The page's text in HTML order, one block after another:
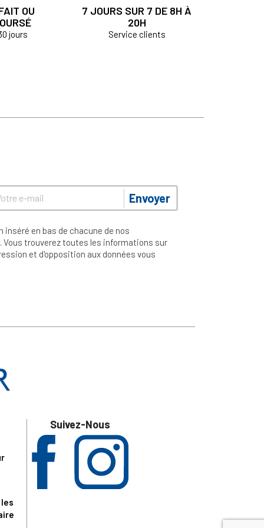
OU
jours
7 JOURS SUR 7 DE 8H À
20H
Service clients
Envoyer
en bas de chacune de nos
trouverez toutes les informations sur
et d'opposition aux données vous
Suivez-Nous